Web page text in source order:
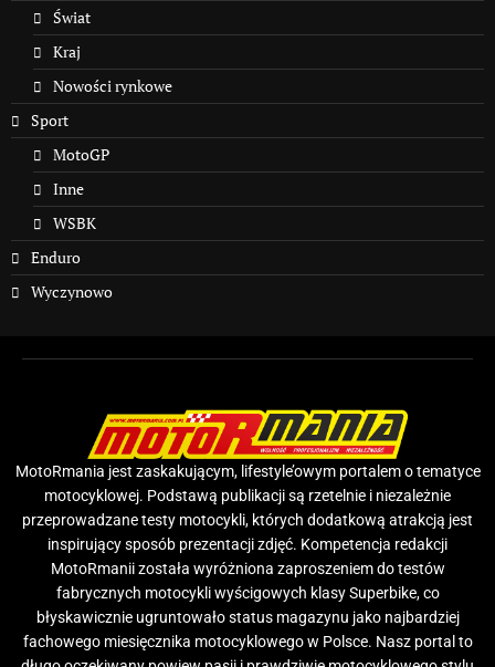
Świat
Kraj
Nowości rynkowe
Sport
MotoGP
Inne
WSBK
Enduro
Wyczynowo
MotoRmania jest zaskakującym, lifestyle’owym portalem o tematyce
motocyklowej. Podstawą publikacji są rzetelnie i niezależnie
przeprowadzane testy motocykli, których dodatkową atrakcją jest
inspirujący sposób prezentacji zdjęć. Kompetencja redakcji
MotoRmanii została wyróżniona zaproszeniem do testów
fabrycznych motocykli wyścigowych klasy Superbike, co
błyskawicznie ugruntowało status magazynu jako najbardziej
fachowego miesięcznika motocyklowego w Polsce. Nasz portal to